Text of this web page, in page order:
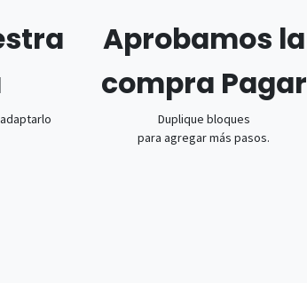
Aprobamos la
compra Pagar
Duplique bloques
para agregar más pasos.